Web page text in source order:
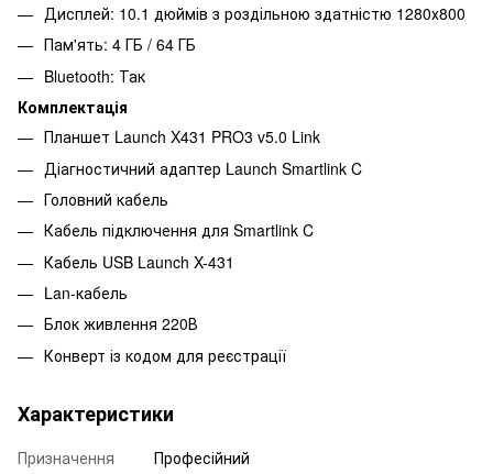
Дисплей: 10.1 дюймів з роздільною здатністю 1280х800
Пам'ять: 4 ГБ / 64 ГБ
Bluetooth: Так
Комплектація
Планшет Launch X431 PRO3 v5.0 Link
Діагностичний адаптер Launch Smartlink C
Головний кабель
Кабель підключення для Smartlink C
Кабель USB Launch X-431
Lan-кабель
Блок живлення 220В
Конверт із кодом для реєстрації
Характеристики
Призначення
Професійний